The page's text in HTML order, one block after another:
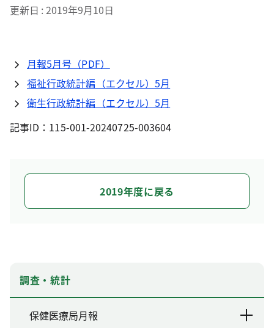
更新日 2019年9月10日
月報5月号（PDF）
福祉行政統計編（エクセル）5月
衛生行政統計編（エクセル）5月
記事ID：115-001-20240725-003604
2019年度に戻る
調査・統計
保健医療局月報